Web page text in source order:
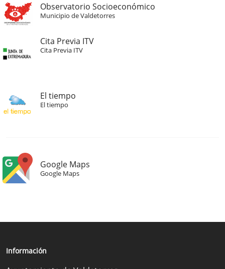
Observatorio Socioeconómico
Municipio de Valdetorres
Cita Previa ITV
Cita Previa ITV
El tiempo
El tiempo
Google Maps
Google Maps
Información